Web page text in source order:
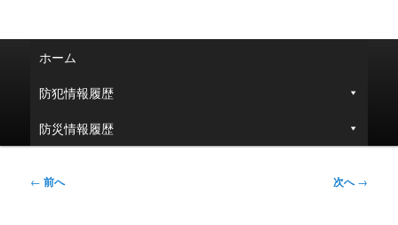
ュ
ホーム
防犯情報履歴
防災情報履歴
投
← 前へ 次へ→